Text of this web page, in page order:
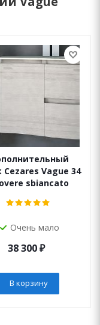
Vague 34
sbiancato
Очень мало
38 300₽
В корзину